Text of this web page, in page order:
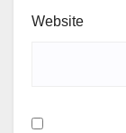
Website